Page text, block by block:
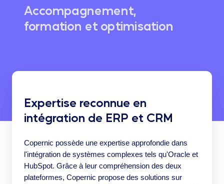
Expertise reconnue en
intégration de ERP et CRM
Copernic possède une expertise approfondie dans
l'intégration de systèmes complexes tels qu'Oracle et
HubSpot. Grâce à leur compréhension des deux
plateformes, Copernic propose des solutions sur
Accompagnement,
formation et optimisation